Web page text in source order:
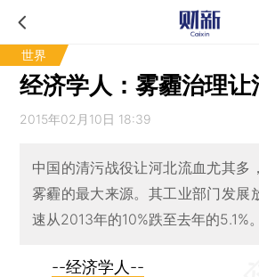
世界
经济学人：雾霾治理让
2015年02月10日 18:39
中国的清污战役让河北流血尤其多
雾霾的最大来源。其工业部门发展
速从2013年的10%跌至去年的5.1%。
--经济学人--